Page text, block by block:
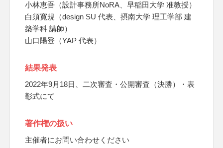
小林恵吾（設計事務所NoRA、早稲田大学 准教授）
白須寛規（design SU 代表、摂南大学 理工学部 建
築学科 講師）
山口陽登（YAP 代表）
結果発表
2022年9月18日、二次審査・公開審査（決勝）・表
彰式にて
著作権の扱い
主催者にお問い合わせください